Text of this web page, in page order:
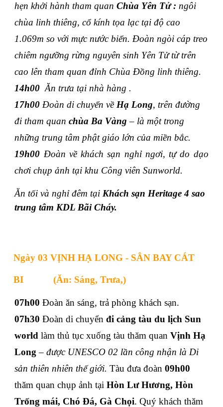
hẹn khởi hành tham quanChùa Yên Tử : ngôi
chùa linh thiêng, cổ kính tọa lạc tại độ cao
1.069m so với mực nước biển. Đoàn ngòi cáp treo
chiêm ngưỡng rừng nguyên sinh Yên Tử từ trên
cao lên tham quan đỉnh Chùa Đồng linh thiêng.
14h00 Ăn trưa tại nhà hàng .
17h00Đoàn di chuyển về Hạ Long, trên đường
đi tham quanchùa Ba Vàng– là một trong
những trung tâm phật giáo lớn của miền bắc.
19h00 Đoàn về khách sạn nghỉ ngơi, tự do dạo
chơi chụp ảnh tại khu Công viên Sunworld.
Ăn tối và nghỉ đêm tại Khách sạn Heritage 4 sao
trung tâm KDL Bãi Cháy.
Ngày 03 VỊNH HẠ LONG - SÂN BAY CÁT
BI (Ăn: Sáng, Trưa,)
07h00Đoàn ăn sáng, trả phòng khách sạn.
07h30Đoàn di chuyển đi cảng tàu du lịch Sun
worldlàm thủ tục xuống tàu thăm quanVịnh Hạ
Long –được UNESCO 02 lần công nhận là Di
sản thiên nhiên thế giới. Tàu đưa đoàn09h00
thăm quan chụp ảnh tạiHòn Lư Hương, Hòn
Trống mái, Chó Đá, Gà Chọi. Quý khách thăm